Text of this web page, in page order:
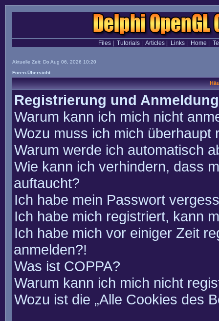
Files| Tutorials| Articles| Links| Home
Aktuelle Zeit: Do Aug 06, 2026 10:20
Foren-Übersicht
Registrierung und Anmeldung
Warum kann ich mich nicht
Wozu muss ich mich überhaupt
Warum werde ich automatisch
Wie kann ich verhindern, dass
auftaucht?
Ich habe mein Passwort
Ich habe mich registriert, kann
Ich habe mich vor einiger Zeit
anmelden?!
Was ist COPPA?
Warum kann ich mich nicht
Wozu ist die „Alle Cookies des